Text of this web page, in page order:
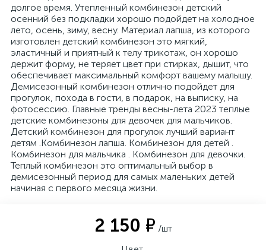
долгое время. Утепленный комбинезон детский
осенний без подкладки хорошо подойдет на холодное
лето, осень, зиму, весну. Материал лапша, из которого
изготовлен детский комбинезон это мягкий,
эластичный и приятный к телу трикотаж, он хорошо
держит форму, не теряет цвет при стирках, дышит, что
обеспечивает максимальный комфорт вашему малышу.
Демисезонный комбинезон отлично подойдет для
прогулок, похода в гости, в подарок, на выписку, на
фотосессию. Главные тренды весны-лета 2023 теплые
детские комбинезоны для девочек для мальчиков.
Детский комбинезон для прогулок лучший вариант
детям .Комбинезон лапша. Комбинезон для детей .
Комбинезон для мальчика . Комбинезон для девочки.
Теплый комбинезон это оптимальный выбор в
демисезонный период для самых маленьких детей
начиная с первого месяца жизни.
2 150 ₽ /шт